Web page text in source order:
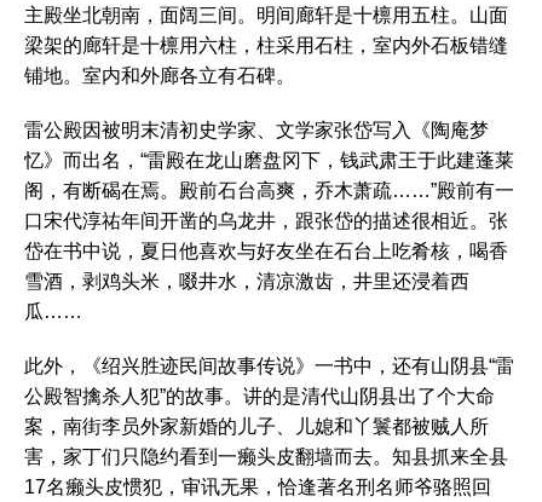
主殿坐北朝南，面阔三间。明间廊轩是十檩用五柱。山面
梁架的廊轩是十檩用六柱，柱采用石柱，室内外石板错缝
铺地。室内和外廊各立有石碑。
雷公殿因被明末清初史学家、文学家张岱写入《陶庵梦
忆》而出名，“雷殿在龙山磨盘冈下，钱武肃王于此建蓬莱
阁，有断碣在焉。殿前石台高爽，乔木萧疏……”殿前有一
口宋代淳祐年间开凿的乌龙井，跟张岱的描述很相近。张
岱在书中说，夏日他喜欢与好友坐在石台上吃肴核，喝香
雪酒，剥鸡头米，啜井水，清凉激齿，井里还浸着西
瓜……
此外，《绍兴胜迹民间故事传说》一书中，还有山阴县“雷
公殿智擒杀人犯”的故事。讲的是清代山阴县出了个大命
案，南街李员外家新婚的儿子、儿媳和丫鬟都被贼人所
害，家丁们只隐约看到一癞头皮翻墙而去。知县抓来全县
17名癞头皮惯犯，审讯无果，恰逢著名刑名师爷骆照回